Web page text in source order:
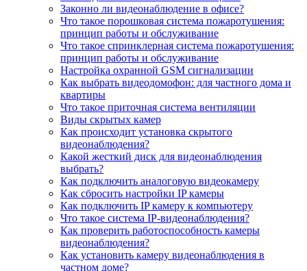
Законно ли видеонаблюдение в офисе?
Что такое порошковая система пожаротушения:
принцип работы и обслуживание
Что такое спринклерная система пожаротушения:
принцип работы и обслуживание
Настройка охранной GSM сигнализации
Как выбрать видеодомофон: для частного дома и
квартиры
Что такое приточная система вентиляции
Виды скрытых камер
Как происходит установка скрытого
видеонаблюдения?
Какой жесткий диск для видеонаблюдения
выбрать?
Как подключить аналоговую видеокамеру
Как сбросить настройки IP камеры
Как подключить IP камеру к компьютеру
Что такое система IP-видеонаблюдения?
Как проверить работоспособность камеры
видеонаблюдения?
Как установить камеру видеонаблюдения в
частном доме?